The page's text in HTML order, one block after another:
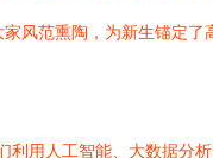
风范熏陶，为新生锚定了
利用人工智能、大数据分